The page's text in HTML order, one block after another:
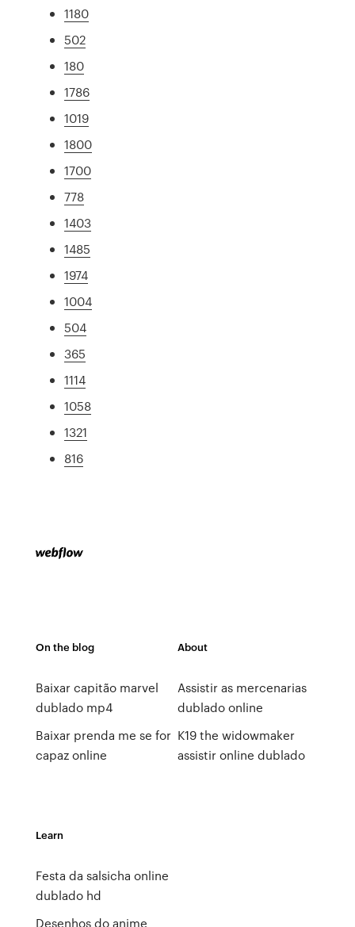
1180
502
180
1786
1019
1800
1700
778
1403
1485
1974
1004
504
365
1114
1058
1321
816
On the blog
Baixar capitão marvel
dublado mp4
Baixar prenda me se for
capaz online
About
Assistir as mercenarias
dublado online
K19 the widowmaker
assistir online dublado
Learn
Festa da salsicha online
dublado hd
Desenhos do anime